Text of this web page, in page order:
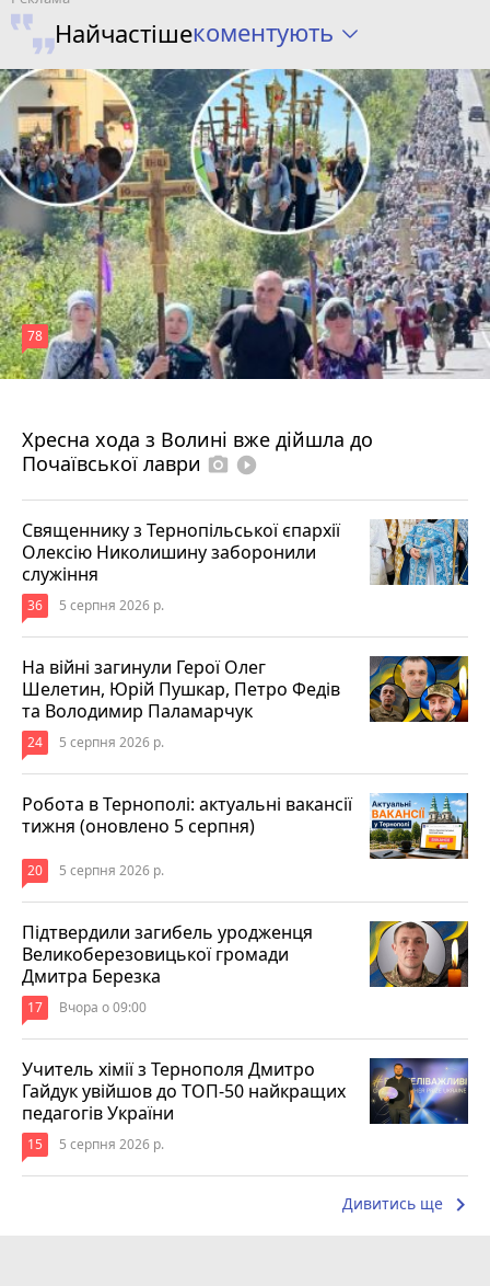
Найчастішекоментують
Хресна хода з Волині вже дійшла до
Почаївської лаври photo_camera play_circle_filled
78
Священнику з Тернопільської єпархії
Олексію Николишину заборонили
служіння
36 5 серпня 2026 р.
На війні загинули Герої Олег
Шелетин, Юрій Пушкар, Петро Федів
та Володимир Паламарчук
24 5 серпня 2026 р.
Робота в Тернополі: актуальні вакансії
тижня (оновлено 5 серпня)
20 5 серпня 2026 р.
Підтвердили загибель уродженця
Великоберезовицької громади
Дмитра Березка
17 Вчора о 09:00
Учитель хімії з Тернополя Дмитро
Гайдук увійшов до ТОП-50 найкращих
педагогів України
15 5 серпня 2026 р.
Дивитись ще keyboard_arrow_right